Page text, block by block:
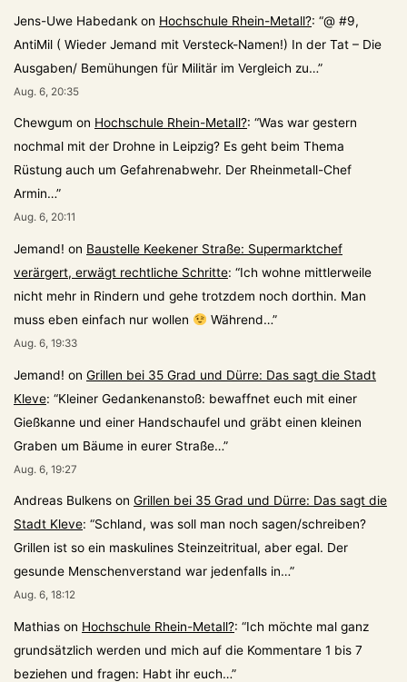
Jens-Uwe Habedank on Hochschule Rhein-Metall?: “@ #9,
AntiMil ( Wieder Jemand mit Versteck-Namen!) In der Tat – Die
Ausgaben/ Bemühungen für Militär im Vergleich zu…”
Aug. 6, 20:35
Chewgum on Hochschule Rhein-Metall?: “Was war gestern
nochmal mit der Drohne in Leipzig? Es geht beim Thema
Rüstung auch um Gefahrenabwehr. Der Rheinmetall-Chef
Armin…”
Aug. 6, 20:11
Jemand! on Baustelle Keekener Straße: Supermarktchef
verärgert, erwägt rechtliche Schritte: “Ich wohne mittlerweile
nicht mehr in Rindern und gehe trotzdem noch dorthin. Man
muss eben einfach nur wollen
Während…”
Aug. 6, 19:33
Jemand! on Grillen bei 35 Grad und Dürre: Das sagt die Stadt
Kleve: “Kleiner Gedankenanstoß: bewaffnet euch mit einer
Gießkanne und einer Handschaufel und gräbt einen kleinen
Graben um Bäume in eurer Straße…”
Aug. 6, 19:27
Andreas Bulkens on Grillen bei 35 Grad und Dürre: Das sagt die
Stadt Kleve: “Schland, was soll man noch sagen/schreiben?
Grillen ist so ein maskulines Steinzeitritual, aber egal. Der
gesunde Menschenverstand war jedenfalls in…”
Aug. 6, 18:12
Mathias on Hochschule Rhein-Metall?: “Ich möchte mal ganz
grundsätzlich werden und mich auf die Kommentare 1 bis 7
beziehen und fragen: Habt ihr euch…”